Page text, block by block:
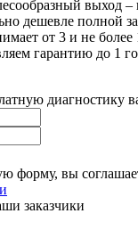
выход
дешевле полной
от 3 и не
гарантию до 1
диагностику
форму, вы
заказчики